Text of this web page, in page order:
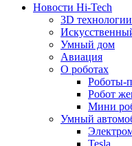
Новости Hi-Tech
3D технологии
Умный дом
Авиация
О роботах
Роботы-
Робот
Мини
Умный
Tesla